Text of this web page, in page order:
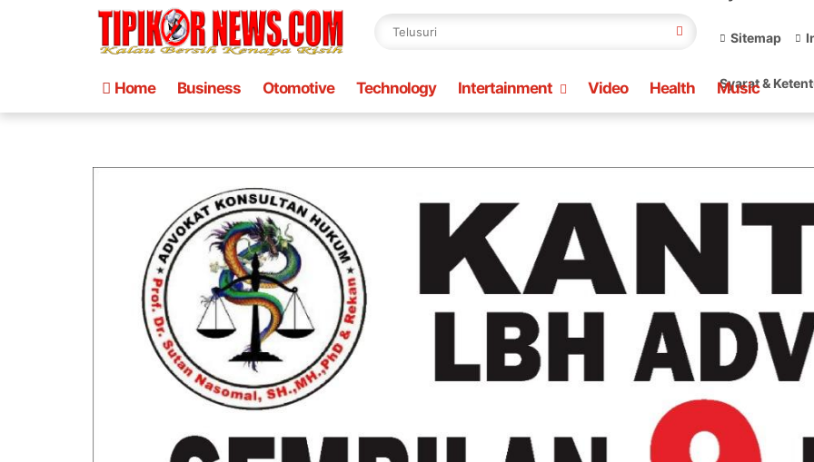
Sitemap
Syarat &
Home Business Otomotive Technology Intertainment Video Health Music